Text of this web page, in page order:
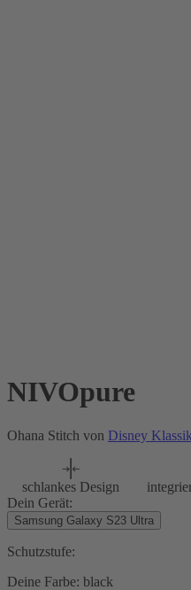
NIVOpure
Ohana Stitch von Disney
schlankes Design
Dein Gerät:
Samsung Galaxy S23 Ultra
Schutzstufe:
Deine Farbe: black